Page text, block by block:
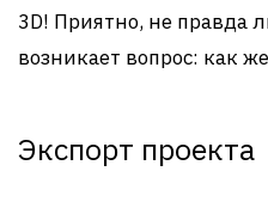
3D! Приятно, не правда
возникает вопрос: как
Экспорт проекта